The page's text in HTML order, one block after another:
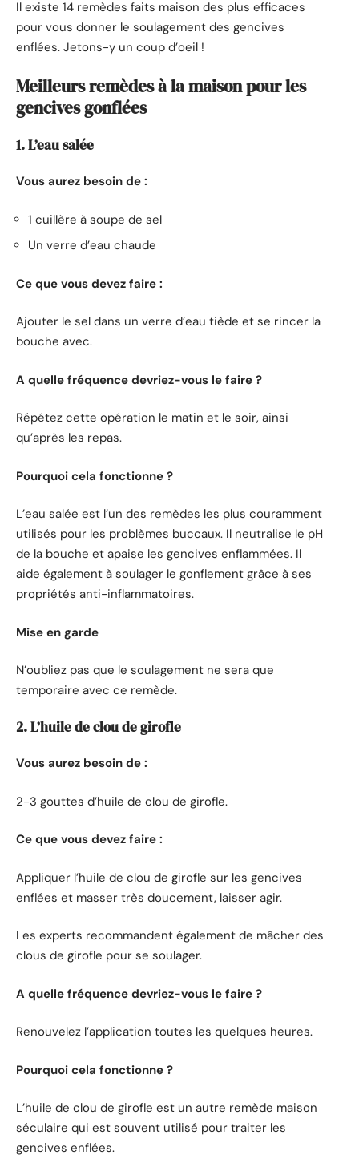
Il existe 14 remèdes faits maison des plus efficaces
pour vous donner le soulagement des gencives
enflées. Jetons-y un coup d’oeil !
Meilleurs remèdes à la maison pour les
gencives gonflées
1. L’eau salée
Vous aurez besoin de :
1 cuillère à soupe de sel
Un verre d’eau chaude
Ce que vous devez faire :
Ajouter le sel dans un verre d’eau tiède et se rincer la
bouche avec.
A quelle fréquence devriez-vous le faire ?
Répétez cette opération le matin et le soir, ainsi
qu’après les repas.
Pourquoi cela fonctionne ?
L’eau salée est l’un des remèdes les plus couramment
utilisés pour les problèmes buccaux. Il neutralise le pH
de la bouche et apaise les gencives enflammées. Il
aide également à soulager le gonflement grâce à ses
propriétés anti-inflammatoires.
Mise en garde
N’oubliez pas que le soulagement ne sera que
temporaire avec ce remède.
2. L’huile de clou de girofle
Vous aurez besoin de :
2-3 gouttes d’huile de clou de girofle.
Ce que vous devez faire :
Appliquer l’huile de clou de girofle sur les gencives
enflées et masser très doucement, laisser agir.
Les experts recommandent également de mâcher des
clous de girofle pour se soulager.
A quelle fréquence devriez-vous le faire ?
Renouvelez l’application toutes les quelques heures.
Pourquoi cela fonctionne ?
L’huile de clou de girofle est un autre remède maison
séculaire qui est souvent utilisé pour traiter les
gencives enflées.